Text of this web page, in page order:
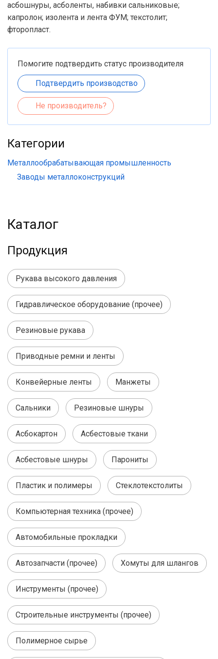
асбошнуры, асболенты, набивки сальниковые;
капролон; изолента и лента ФУМ; текстолит;
фторопласт.
Помогите подтвердить статус производителя
Подтвердить производство
Не производитель?
Категории
Металлообрабатывающая промышленность
Заводы металлоконструкций
Каталог
Продукция
Рукава высокого давления
Гидравлическое оборудование (прочее)
Резиновые рукава
Приводные ремни и ленты
Конвейерные ленты Манжеты
Сальники Резиновые шнуры
Асбокартон Асбестовые ткани
Асбестовые шнуры Парониты
Пластик и полимеры Стеклотекстолиты
Компьютерная техника (прочее)
Автомобильные прокладки
Автозапчасти (прочее) Хомуты для шлангов
Инструменты (прочее)
Строительные инструменты (прочее)
Полимерное сырье